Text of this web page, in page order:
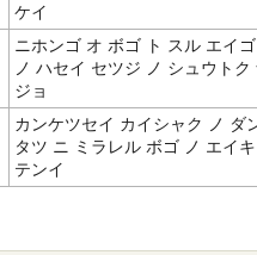
ケイ
ニホンゴ オ ボゴ ト スル エイ
ノ ハセイ セツジ ノ シュウト
ジョ
カンケツセイ カイシャク ノ ダ
タツ ニ ミラレル ボゴ ノ エイ
テンイ